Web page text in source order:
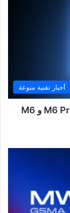
أخبار تقنية منوعة
آبل تُغيّر خططها.. معالجات M7 تتقدم و M6 Pro و M6